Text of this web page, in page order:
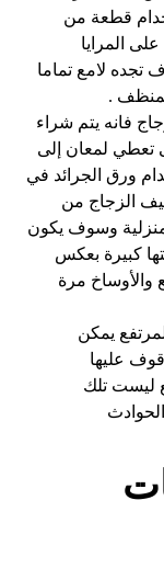
قطعة من
المرايا
تجده لامع تماما
.
فانه يتم شراء
تعطي لمعان إلى
ورق الجرائد في
الزجاج من
وسوف يكون
كبيرة بعكس
والأوساخ مرة
يمكن
عليها
ليست تلك